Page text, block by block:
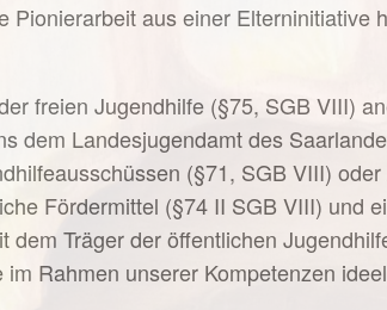
Pionierarbeit aus einer Elterninitiative
freien Jugendhilfe (§75, SGB VIII)
dem Landesjugendamt des
(§71, SGB VIII)
Fördermittel (§74 II SGB VIII) und
dem Träger der öffentlichen
im Rahmen unserer Kompetenzen